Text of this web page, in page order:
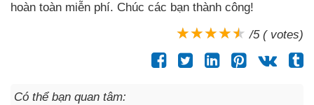
hoàn toàn miễn phí. Chúc các bạn thành công!
/5 ( votes)
Có thể bạn quan tâm: